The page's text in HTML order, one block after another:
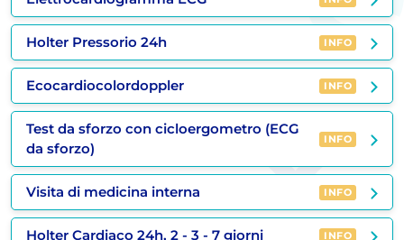
Holter Pressorio 24h INFO
Ecocardiocolordoppler INFO
Test da sforzo con cicloergometro (ECG
da sforzo)
INFO
Visita di medicina interna INFO
Holter Cardiaco 24h, 2 - 3 - 7 giorni INFO